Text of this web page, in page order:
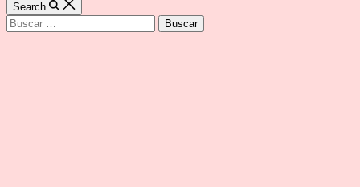
Search
Buscar: